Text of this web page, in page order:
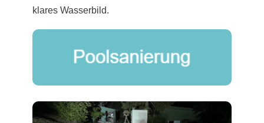
klares Wasserbild.